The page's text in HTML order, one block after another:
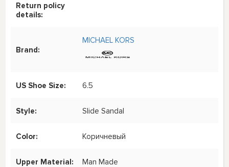
Return policy
details:
Brand:
MICHAEL KORS
US Shoe Size: 6.5
Style: Slide Sandal
Color: Коричневый
Upper Material: Man Made